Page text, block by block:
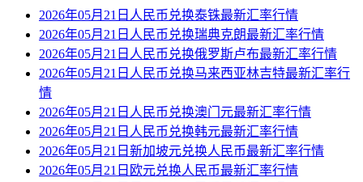
2026年05月21日人民币兑换泰铢最新汇率行情
2026年05月21日人民币兑换瑞典克朗最新汇率行情
2026年05月21日人民币兑换俄罗斯卢布最新汇率行情
2026年05月21日人民币兑换马来西亚林吉特最新汇率行
情
2026年05月21日人民币兑换澳门元最新汇率行情
2026年05月21日人民币兑换韩元最新汇率行情
2026年05月21日新加坡元兑换人民币最新汇率行情
2026年05月21日欧元兑换人民币最新汇率行情